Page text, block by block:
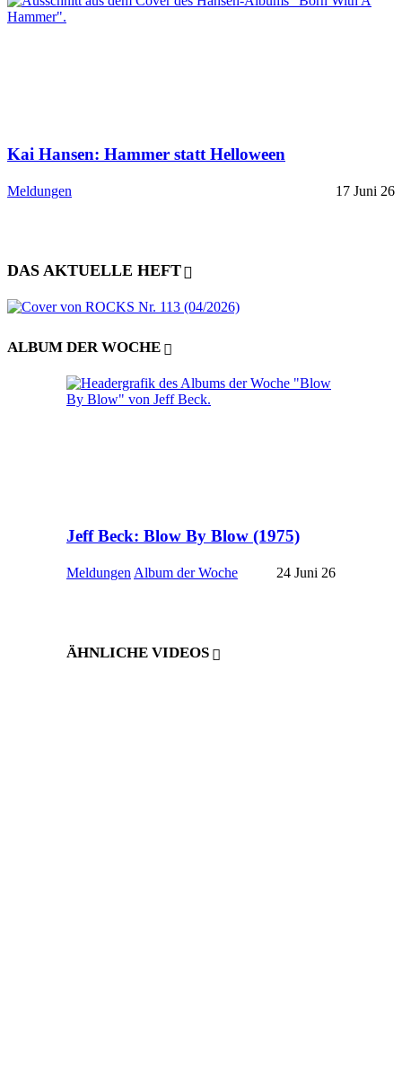
Kai Hansen: Hammer statt Helloween
Meldungen 17 Juni 26
DAS AKTUELLE HEFT
ALBUM DER WOCHE
Jeff Beck: Blow By Blow (1975)
Meldungen Album der Woche 24 Juni 26
ÄHNLICHE VIDEOS